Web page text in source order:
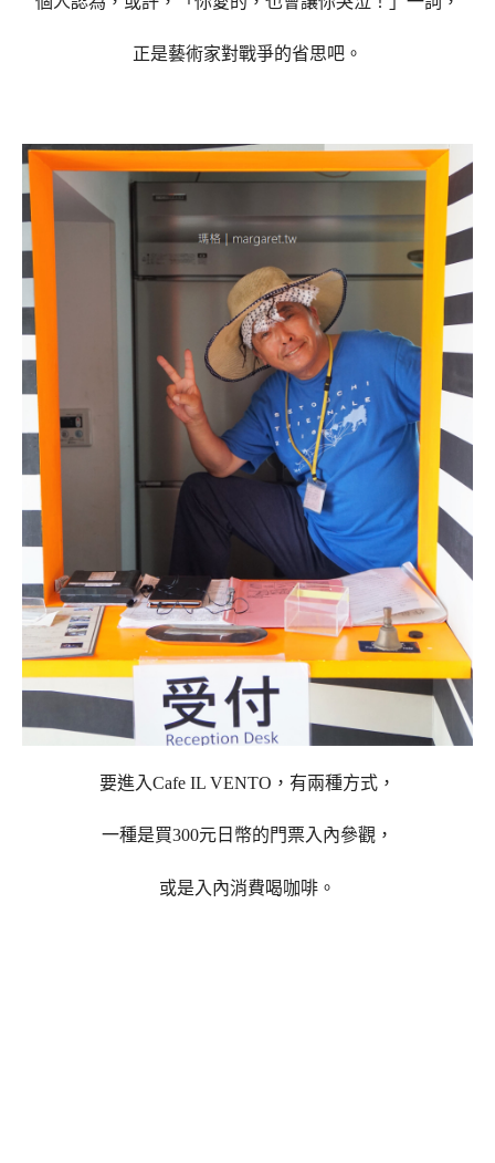
正是藝術家對戰爭的省思吧。
要進入Cafe IL VENTO，有兩種方式，
一種是買300元日幣的門票入內參觀，
或是入內消費喝咖啡。